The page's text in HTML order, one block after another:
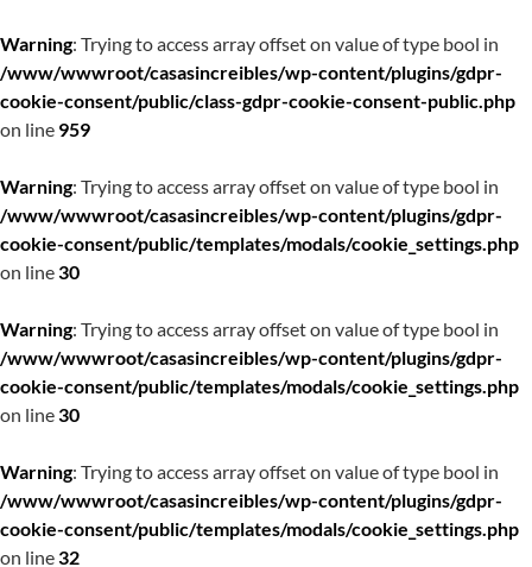
Warning: Trying to access array offset on value of type bool in
/www/wwwroot/casasincreibles/wp-content/plugins/gdpr-
cookie-consent/public/class-gdpr-cookie-consent-public.php
on line 959
Warning: Trying to access array offset on value of type bool in
/www/wwwroot/casasincreibles/wp-content/plugins/gdpr-
cookie-consent/public/templates/modals/cookie_settings.php
on line30
Warning: Trying to access array offset on value of type bool in
/www/wwwroot/casasincreibles/wp-content/plugins/gdpr-
cookie-consent/public/templates/modals/cookie_settings.php
on line30
Warning: Trying to access array offset on value of type bool in
/www/wwwroot/casasincreibles/wp-content/plugins/gdpr-
cookie-consent/public/templates/modals/cookie_settings.php
on line32